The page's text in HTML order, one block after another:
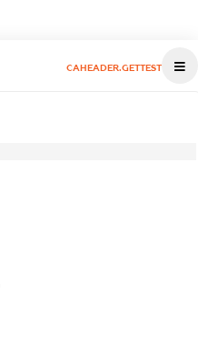
CAHEADER.GETTEST